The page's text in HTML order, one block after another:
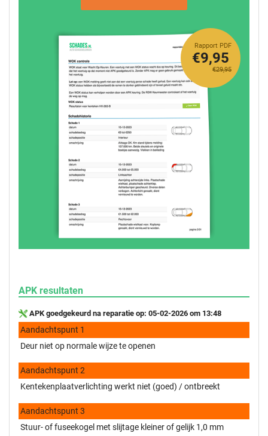
Rapport PDF
€29,95
€9,95
APK resultaten
APK goedgekeurd na reparatie op: 05-02-2026 om 13:48
Aandachtspunt 1
Deur niet op normale wijze te openen
Aandachtspunt 2
Kentekenplaatverlichting werkt niet (goed) / ontbreekt
Aandachtspunt 3
Stuur- of fuseekogel met slijtage kleiner of gelijk 1,0 mm